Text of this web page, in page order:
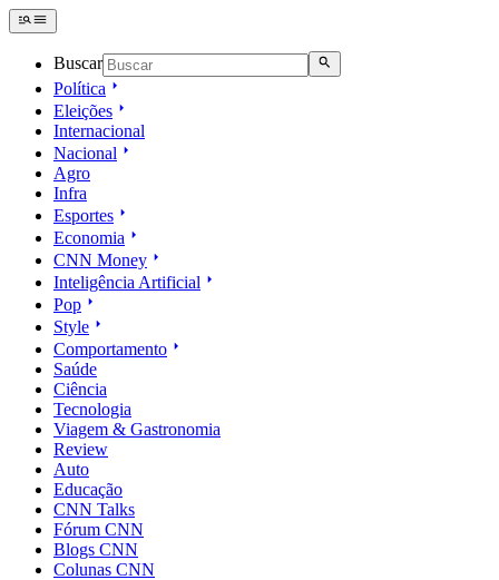
Buscar
Política
Eleições
Internacional
Nacional
Agro
Infra
Esportes
Economia
CNN Money
Inteligência Artificial
Pop
Style
Comportamento
Saúde
Ciência
Tecnologia
Viagem & Gastronomia
Review
Auto
Educação
CNN Talks
Fórum CNN
Blogs CNN
Colunas CNN